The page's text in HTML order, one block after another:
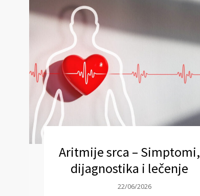
Aritmije srca – Simptomi,
dijagnostika i lečenje
22/06/2026